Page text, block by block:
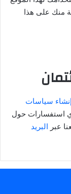
منك على هذا
إنشاء سياسات
استفسارات حول
عبر البريد